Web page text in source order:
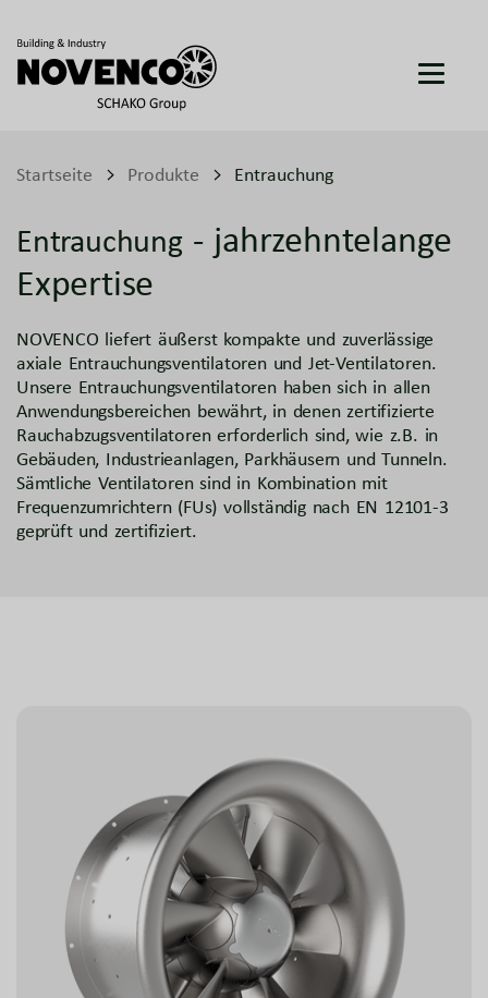
Startseite Produkte Entrauchung
Entrauchung - jahrzehntelange
Expertise
NOVENCO liefert äußerst kompakte und zuverlässige
axiale Entrauchungsventilatoren und Jet-Ventilatoren.
Unsere Entrauchungsventilatoren haben sich in allen
Anwendungsbereichen bewährt, in denen zertifizierte
Rauchabzugsventilatoren erforderlich sind, wie z.B. in
Gebäuden, Industrieanlagen, Parkhäusern und Tunneln.
Sämtliche Ventilatoren sind in Kombination mit
Frequenzumrichtern (FUs) vollständig nach EN 12101-3
geprüft und zertifiziert.